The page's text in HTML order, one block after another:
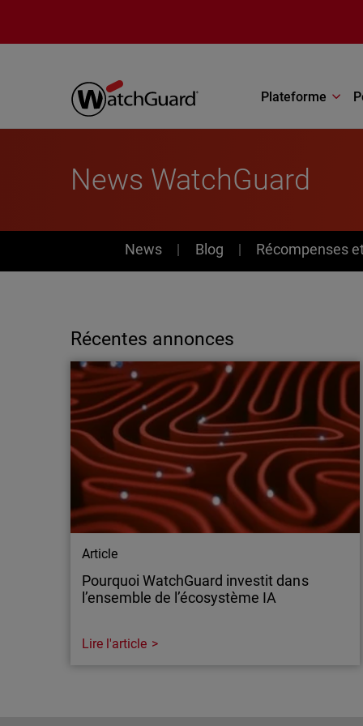
Plateforme
News WatchGuard
News
News Blog Récompenses
Récentes annonces
Article
Pourquoi WatchGuard investit dans
l’ensemble de l’écosystème IA
Lire l'article